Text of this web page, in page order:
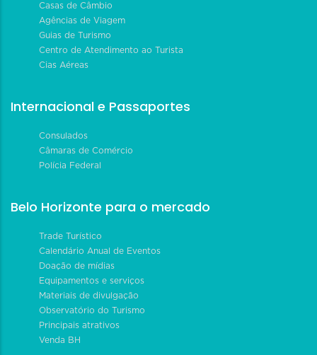
Casas de Câmbio
Agências de Viagem
Guias de Turismo
Centro de Atendimento ao Turista
Cias Aéreas
Internacional e Passaportes
Consulados
Câmaras de Comércio
Polícia Federal
Belo Horizonte para o mercado
Trade Turístico
Calendário Anual de Eventos
Doação de mídias
Equipamentos e serviços
Materiais de divulgação
Observatório do Turismo
Principais atrativos
Venda BH